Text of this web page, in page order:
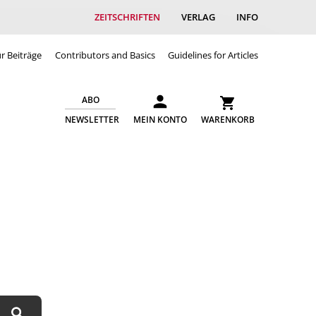
ZEITSCHRIFTEN VERLAG INFO
Beiträge Contributors and Basics Guidelines for Articles
ABO
NEWSLETTER
MEIN KONTO WARENKORB